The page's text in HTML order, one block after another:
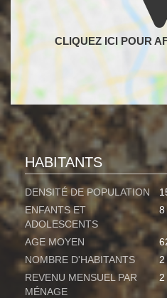
HABITANTS
DENSITÉ DE POPULATION
ENFANTS ET
ADOLESCENTS
8
AGE MOYEN
NOMBRE D'HABITANTS
REVENU MENSUEL PAR
MÉNAGE